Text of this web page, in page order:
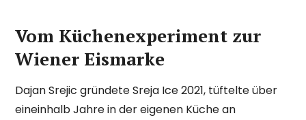
Vom Küchenexperiment zur
Wiener Eismarke
Dajan Srejic gründete Sreja Ice 2021, tüftelte über
eineinhalb Jahre in der eigenen Küche an